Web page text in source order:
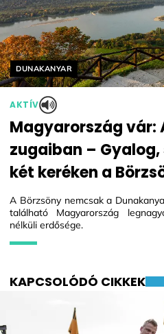
Helyszín címkék:
DUNAKANYAR
AKTÍV
Magyarország vár:
zugaiban – Gyalog,
két keréken a
A Börzsöny nemcsak a
található Magyarország
nélküli erdősége.
KAPCSOLÓDÓ CIKKEK